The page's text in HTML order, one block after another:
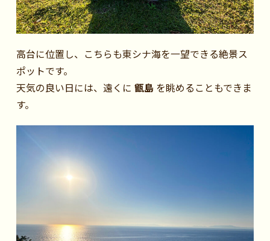
高台に位置し、こちらも東シナ海を一望できる絶景ス
ポットです。
天気の良い日には、遠くに 甑島を眺めることもできま
す。